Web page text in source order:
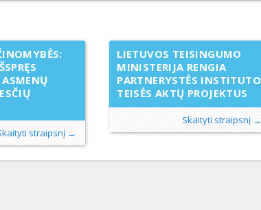
straipsnį →
LIETUVOS TEISINGUMO
MINISTERIJA RENGIA
PARTNERYSTĖS INSTITUTO
TEISĖS AKTŲ PROJEKTUS
Skaityti straipsnį →